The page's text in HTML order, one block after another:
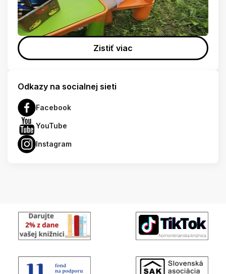
Zistiť viac
Odkazy na socialnej sieti
Facebook
YouTube
Instagram